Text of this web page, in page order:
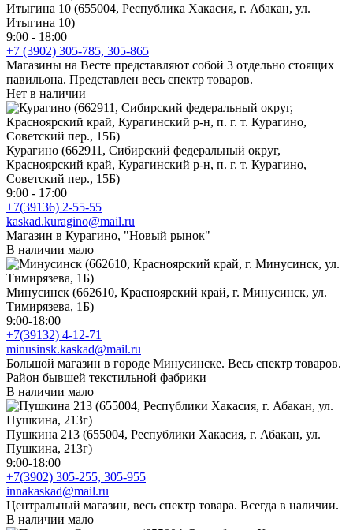
Итыгина 10 (655004, Республика Хакасия, г. Абакан, ул.
Итыгина 10)
9:00 - 18:00
+7 (3902) 305-785, 305-865
Магазины на Весте представляют собой 3 отдельно стоящих
павильона. Представлен весь спектр товаров.
Нет в наличии
Курагино (662911, Сибирский федеральный округ,
Красноярский край, Курагинский р-н, п. г. т. Курагино,
Советский пер., 15Б)
9:00 - 17:00
+7(39136) 2-55-55
kaskad.kuragino@mail.ru
Магазин в Курагино, "Новый рынок"
В наличии мало
Минусинск (662610, Красноярский край, г. Минусинск, ул.
Тимирязева, 1Б)
9:00-18:00
+7(39132) 4-12-71
minusinsk.kaskad@mail.ru
Большой магазин в городе Минусинске. Весь спектр товаров.
Район бывшей текстильной фабрики
В наличии мало
Пушкина 213 (655004, Республики Хакасия, г. Абакан, ул.
Пушкина, 213г)
9:00-18:00
+7(3902) 305-255, 305-955
innakaskad@mail.ru
Центральный магазин, весь спектр товара. Всегда в наличии.
В наличии мало